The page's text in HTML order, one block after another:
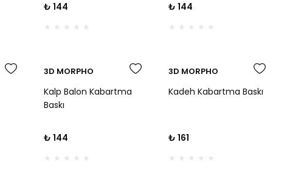
₺ 144 ₺ 144
3D MORPHO
Kalp Balon Kabartma
Baskı
₺ 144
3D MORPHO
Kadeh Kabartma Baskı
₺ 161